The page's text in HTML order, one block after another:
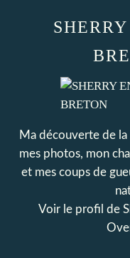
Ma découverte de
mes photos, mon
et mes coups de
Voir le profil de